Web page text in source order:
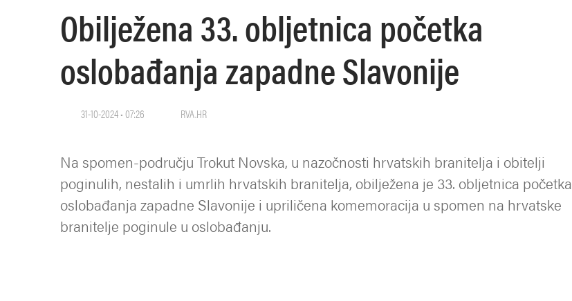
Obilježena 33. obljetnica početka
oslobađanja zapadne Slavonije
31-10-2024 • 07:26 RVA.HR
Na spomen-području Trokut Novska, u nazočnosti hrvatskih branitelja i obitelji
poginulih, nestalih i umrlih hrvatskih branitelja, obilježena je 33. obljetnica početka
oslobađanja zapadne Slavonije i upriličena komemoracija u spomen na hrvatske
branitelje poginule u oslobađanju.